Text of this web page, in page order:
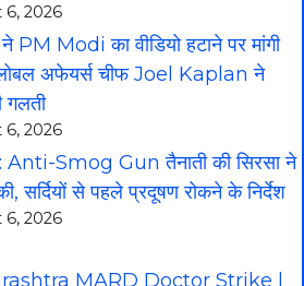
6, 2026
PM Modi का वीडियो हटाने पर मांगी
अफेयर्स चीफ Joel Kaplan ने
गलती
6, 2026
Smog Gun तैनाती की सिरसा ने
की, सर्दियों से पहले प्रदूषण रोकने के निर्देश
6, 2026
MARD Doctor Strike |